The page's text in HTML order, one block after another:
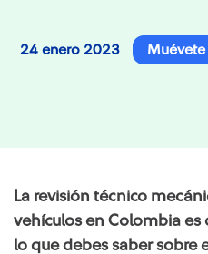
24 enero 2023 Muévete
La revisión técnico
vehículos en Colombia
lo que debes saber sobre